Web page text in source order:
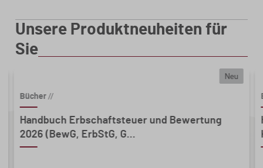
Unsere Produktneuheiten für
Sie
Neu
Bücher//
Handbuch Erbschaftsteuer und Bewertung
2026 (BewG, ErbStG, G...